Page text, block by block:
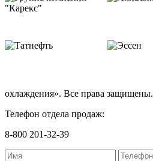
охлаждения». Все права защищены.
Телефон отдела продаж:
8-800 201-32-39